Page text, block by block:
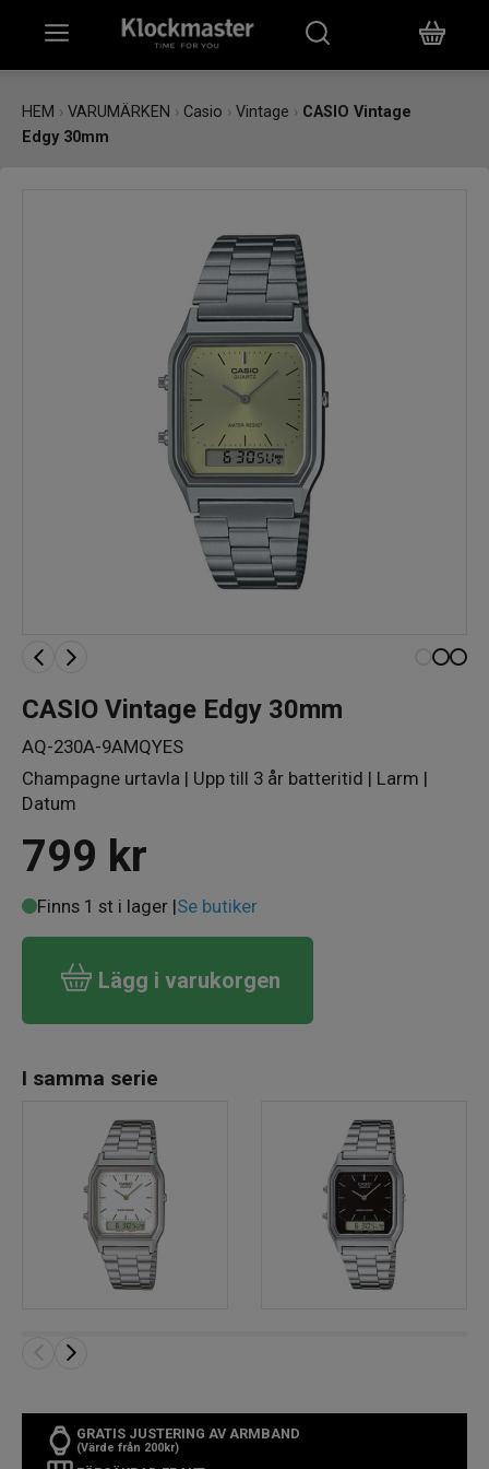
KLOCKOR
PRESENTKORT
HEM › VARUMÄRKEN › Casio › Vintage › CASIO Vintage
Edgy 30mm
CASIO Vintage Edgy 30mm
AQ-230A-9AMQYES
Champagne urtavla | Upp till 3 år batteritid | Larm |
Datum
799 kr
Finns 1 st i lager |Se butiker
Lägg i varukorgen
I samma serie
GRATIS JUSTERING AV ARMBAND
(Värde från 200kr)